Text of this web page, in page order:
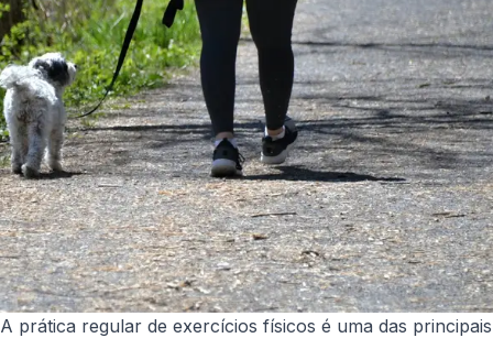
A prática regular de exercícios físicos é uma das principais